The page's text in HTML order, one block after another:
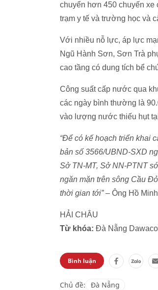
chuyển hơn 450 chuyến xe
trạm y tế và trường học và
Với nhiều nỗ lực, áp lực
Ngũ Hành Sơn, Sơn Trà
cao tầng có dung tích bể
Công suất cấp nước qua
các ngày bình thường là
vào lượng nước thiếu hụt
“Để có kế hoạch triển khai
bản số 3566/UBND-SXD
Sở TN-MT, Sở NN-PTNT
ngăn mặn trên sông Cầu
thời gian tới”– Ông Hồ
HẢI CHÂU
Từ khóa: Đà Nẵng
Bình luận
Chủ đề: Đà Nẵng